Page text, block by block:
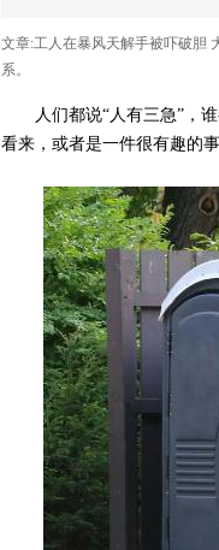
文章:工人在暴风天解手被吓破胆
系。
人们都说“人有三急”，
看来，或者是一件很有趣的